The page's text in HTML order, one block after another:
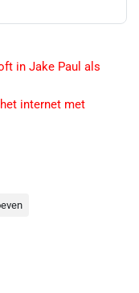
in Jake Paul als
internet met